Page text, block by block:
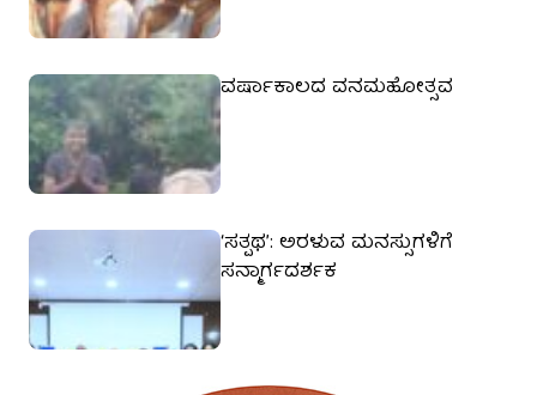
ವರ್ಷಾಕಾಲದ ವನಮಹೋತ್ಸವ
‘ಸತ್ಪಥ’: ಅರಳುವ ಮನಸ್ಸುಗಳಿಗೆ
ಸನ್ಮಾರ್ಗದರ್ಶಕ